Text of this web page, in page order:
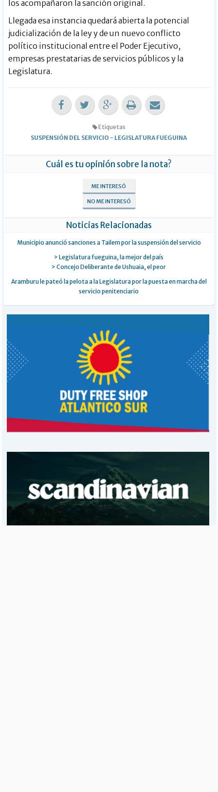
los acompañaron la sanción original.
Llegada esa instancia quedará abierta la potencial
judicialización de la ley y de un nuevo conflicto
político institucional entre el Poder Ejecutivo,
empresas prestatarias de servicios públicos y la
Legislatura.
Etiquetas
SUSPENSIÓN DEL SERVICIO - LEGISLATURA FUEGUINA
Cuál es tu opinión sobre la nota?
ME INTERESÓ
NO ME INTERESÓ
Noticias Relacionadas
Municipio anunció sanciones a Tailem por la suspensión del servicio
> Legislatura fueguina, la mejor del país
> Concejo Deliberante de Ushuaia, el peor
Aramburu le pateó la pelota a la Legislatura por la puesta en marcha del
servicio penitenciario